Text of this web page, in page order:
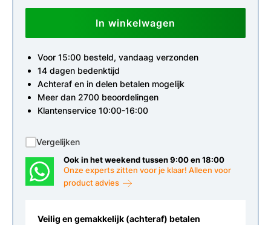
In winkelwagen
Voor 15:00 besteld, vandaag verzonden
14 dagen bedenktijd
Achteraf en in delen betalen mogelijk
Meer dan 2700 beoordelingen
Klantenservice 10:00-16:00
Vergelijken
Ook in het weekend tussen 9:00 en 18:00
Onze experts zitten voor je klaar! Alleen voor
product advies
Veilig en gemakkelijk (achteraf) betalen